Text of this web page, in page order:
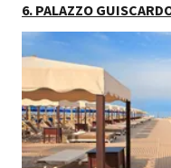
6. PALAZZO